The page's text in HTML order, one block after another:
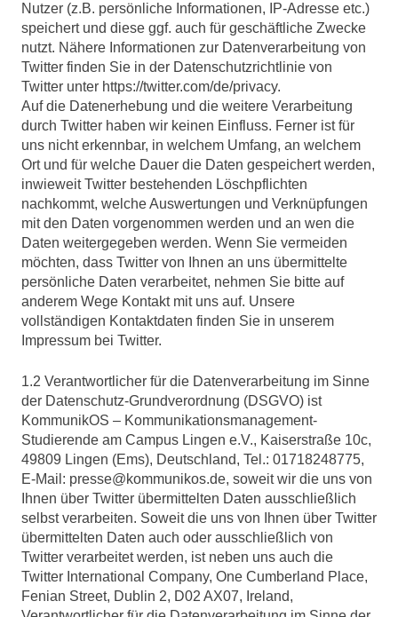
Nutzer (z.B. persönliche Informationen, IP-Adresse etc.)
speichert und diese ggf. auch für geschäftliche Zwecke
nutzt. Nähere Informationen zur Datenverarbeitung von
Twitter finden Sie in der Datenschutzrichtlinie von
Twitter unter https://twitter.com/de/privacy.
Auf die Datenerhebung und die weitere Verarbeitung
durch Twitter haben wir keinen Einfluss. Ferner ist für
uns nicht erkennbar, in welchem Umfang, an welchem
Ort und für welche Dauer die Daten gespeichert werden,
inwieweit Twitter bestehenden Löschpflichten
nachkommt, welche Auswertungen und Verknüpfungen
mit den Daten vorgenommen werden und an wen die
Daten weitergegeben werden. Wenn Sie vermeiden
möchten, dass Twitter von Ihnen an uns übermittelte
persönliche Daten verarbeitet, nehmen Sie bitte auf
anderem Wege Kontakt mit uns auf. Unsere
vollständigen Kontaktdaten finden Sie in unserem
Impressum bei Twitter.
1.2 Verantwortlicher für die Datenverarbeitung im Sinne
der Datenschutz-Grundverordnung (DSGVO) ist
KommunikOS – Kommunikationsmanagement-
Studierende am Campus Lingen e.V., Kaiserstraße 10c,
49809 Lingen (Ems), Deutschland, Tel.: 01718248775,
E-Mail: presse@kommunikos.de, soweit wir die uns von
Ihnen über Twitter übermittelten Daten ausschließlich
selbst verarbeiten. Soweit die uns von Ihnen über Twitter
übermittelten Daten auch oder ausschließlich von
Twitter verarbeitet werden, ist neben uns auch die
Twitter International Company, One Cumberland Place,
Fenian Street, Dublin 2, D02 AX07, Ireland,